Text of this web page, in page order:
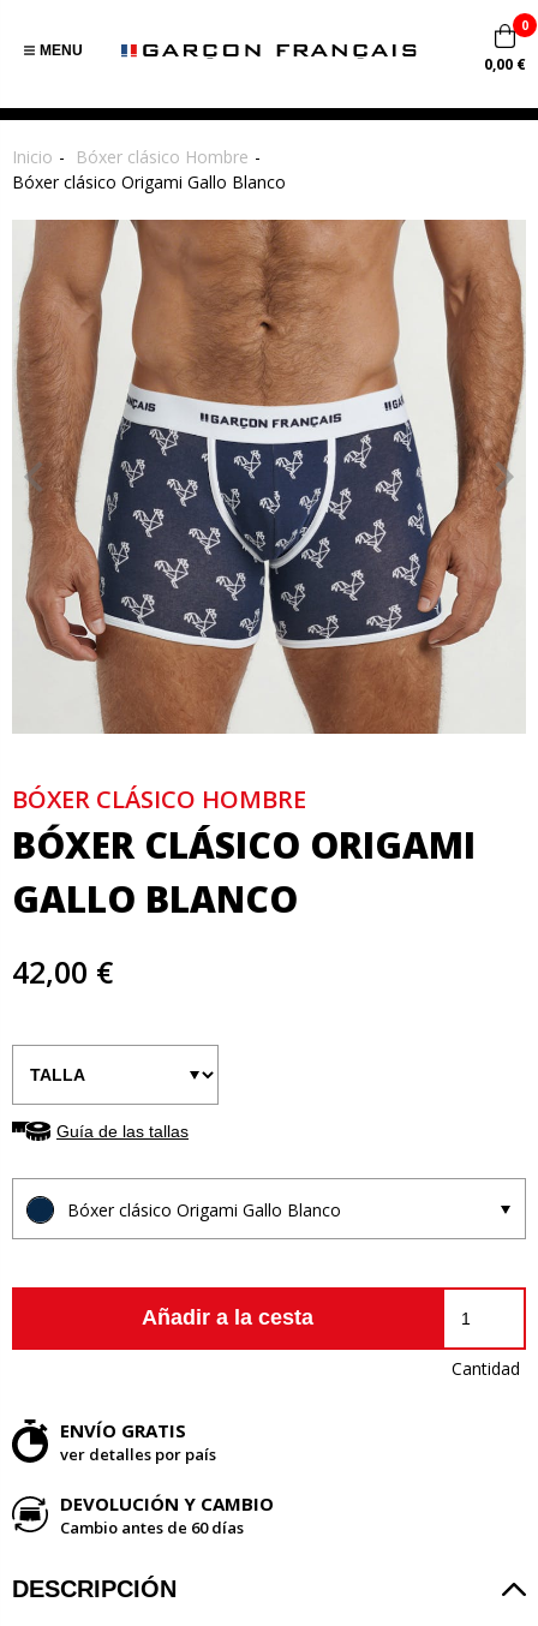
MENU
0
0,00 €
Inicio
Bóxer clásico Hombre
Bóxer clásico Origami Gallo Blanco
BÓXER CLÁSICO HOMBRE
BÓXER CLÁSICO ORIGAMI
GALLO BLANCO
42,00 €
Guía de las tallas
Bóxer clásico Origami Gallo Blanco
Añadir a la cesta
Cantidad
ENVÍO GRATIS
ver detalles por país
DEVOLUCIÓN Y CAMBIO
Cambio antes de 60 días
DESCRIPCIÓN